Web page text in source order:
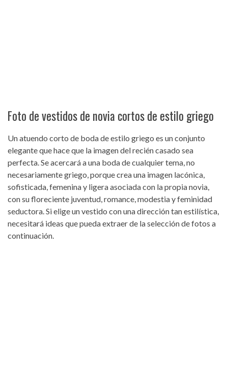
Foto de vestidos de novia cortos de estilo griego
Un atuendo corto de boda de estilo griego es un conjunto
elegante que hace que la imagen del recién casado sea
perfecta. Se acercará a una boda de cualquier tema, no
necesariamente griego, porque crea una imagen lacónica,
sofisticada, femenina y ligera asociada con la propia novia,
con su floreciente juventud, romance, modestia y feminidad
seductora. Si elige un vestido con una dirección tan estilística,
necesitará ideas que pueda extraer de la selección de fotos a
continuación.